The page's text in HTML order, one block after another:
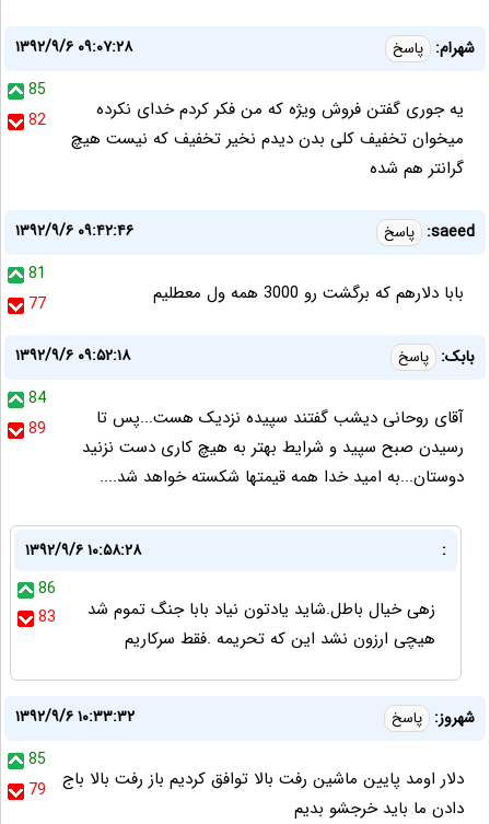
شهرام: پاسخ
۱۳۹۲/۹/۶ ۰۹:۰۷:۲۸
85
82
یه جوری گفتن فروش ویژه که من فکر کردم خدای نکرده
میخوان تخفیف کلی بدن دیدم نخیر تخفیف که نیست هیچ
گرانتر هم شده
saeed: پاسخ
۱۳۹۲/۹/۶ ۰۹:۴۲:۴۶
81
77
بابا دلارهم که برگشت رو 3000 همه ول معطلیم
بابک: پاسخ
۱۳۹۲/۹/۶ ۰۹:۵۲:۱۸
84
89
آقای روحانی دیشب گفتند سپیده نزدیک هست...پس تا
رسیدن صبح سپید و شرایط بهتر به هیچ کاری دست نزنید
دوستان...به امید خدا همه قیمتها شکسته خواهد شد....
:
۱۳۹۲/۹/۶ ۱۰:۵۸:۲۸
86
83
زهی خیال باطل.شاید یادتون نیاد بابا جنگ تموم شد
هیچی ارزون نشد این که تحریمه .فقط سرکاریم
شهروز: پاسخ
۱۳۹۲/۹/۶ ۱۰:۳۳:۳۲
85
79
دلار اومد پایین ماشین رفت بالا توافق کردیم باز رفت بالا باج
دادن ما باید خرجشو بدیم